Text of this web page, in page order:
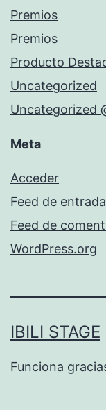
Premios
Premios
Producto
Uncategorized
Uncategorized
Meta
Acceder
Feed de
Feed de
WordPress.org
IBILI STAGE
Funciona